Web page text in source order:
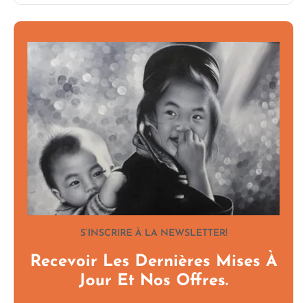
S’INSCRIRE À LA NEWSLETTER!
Recevoir Les Dernières Mises À
Jour Et Nos Offres.